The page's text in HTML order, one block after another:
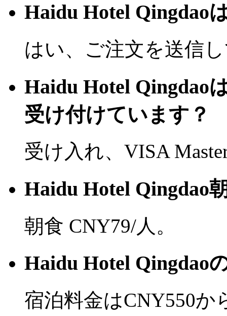
Haidu Hotel Qingdao
はい、ご注文を送信
Haidu Hotel Qingdao
受け付けています？
受け入れ、VISA
Haidu Hotel Qingdao
朝食 CNY79/人。
Haidu Hotel Qingdao
宿泊料金はCNY550